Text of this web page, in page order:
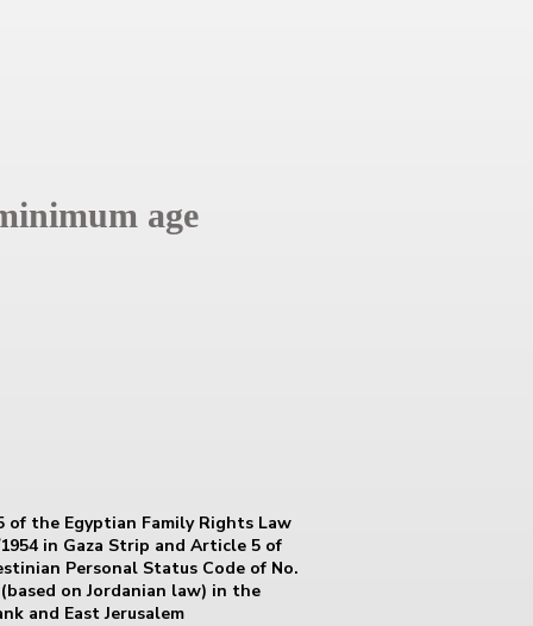
age
of the Egyptian Family Rights Law
in Gaza Strip and Article 5 of
Personal Status Code of No.
(based on Jordanian law) in the
and East Jerusalem